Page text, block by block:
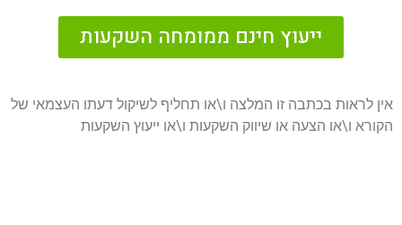
ייעוץ חינם ממומחה השקעות
אין לראות בכתבה זו המלצה ו\או תחליף לשיקול דעתו העצמאי של
הקורא ו\או הצעה או שיווק השקעות ו\או ייעוץ השקעות